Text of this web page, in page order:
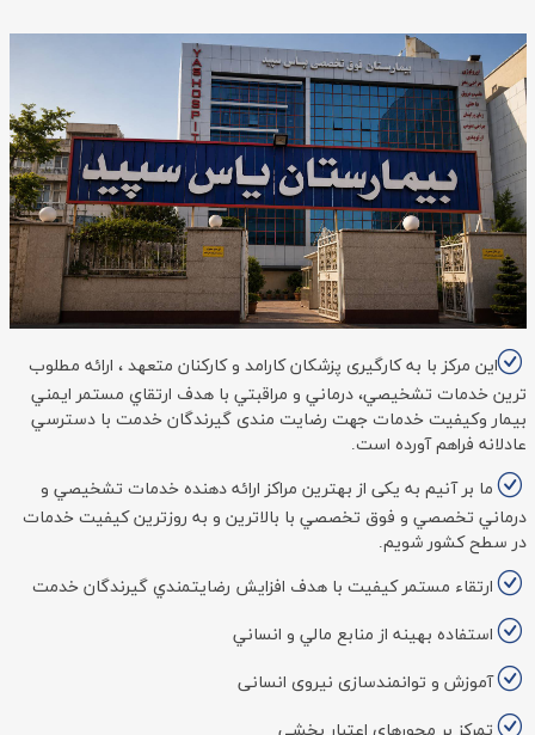
اين مركز با به كارگيری پزشكان كارامد و كاركنان متعهد ، ارائه مطلوب
ترين خدمات تشخيصي، درماني و مراقبتي با هدف ارتقاي مستمر ايمني
بيمار وكيفيت خدمات جهت رضايت مندی گيرندگان خدمت با دسترسي
عادلانه فراهم آورده است.
ما بر آنیم به یکی از بهترین مراكز ارائه دهنده خدمات تشخيصي و
درماني تخصصي و فوق تخصصي با بالاترين و به روزترين كيفيت خدمات
در سطح كشور شویم.
ارتقاء مستمر کيفيت با هدف افزايش رضايتمندي گيرندگان خدمت
استفاده بهينه از منابع مالي و انساني
آموزش و توانمندسازی نیروی انسانی